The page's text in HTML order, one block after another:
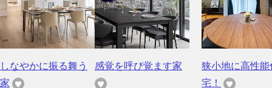
しなやかに振る舞う
家
感覚を呼び覚ます家
狭小地に高性能
宅！